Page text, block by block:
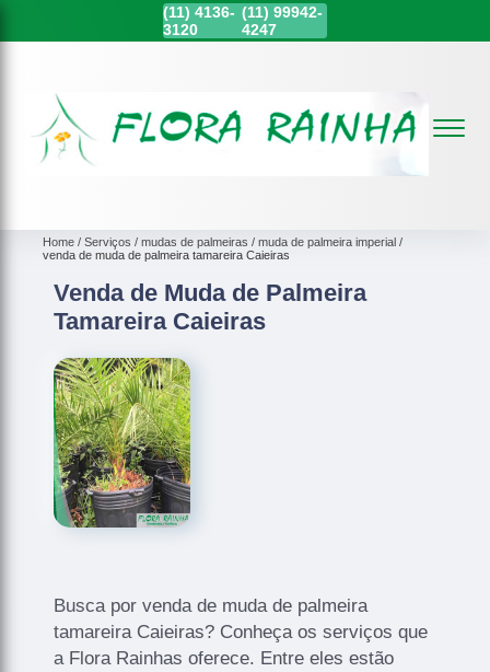
(11) 4136-
3120
(11)99942-
4247
Home Serviços mudas de palmeiras
muda de palmeira imperial
venda de muda de palmeira tamareira Caieiras
Venda de Muda de Palmeira
Tamareira Caieiras
Busca por venda de muda de palmeira
tamareira Caieiras? Conheça os serviços que
a Flora Rainhas oferece. Entre eles estão